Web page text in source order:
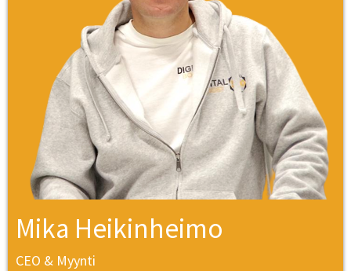
Mika Heikinheimo
CEO & Myynti